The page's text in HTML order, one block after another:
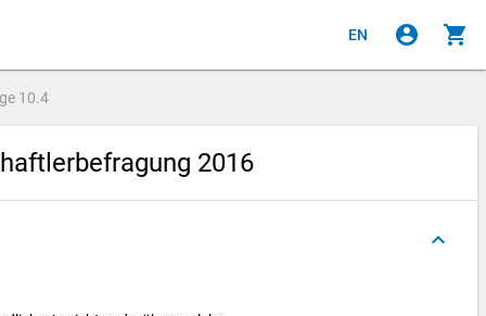
EN account_circle shopping_cart
10.4
2016
keyboard_arrow_up